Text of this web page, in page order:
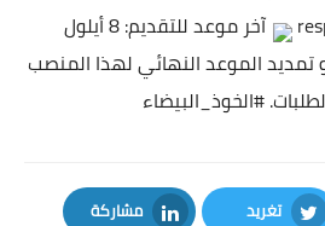
آخر موعد للتقديم: 8 أيلول
تمديد الموعد النهائي لهذا المنصب
#الخوذ_البيضاء
تغريد مشاركة